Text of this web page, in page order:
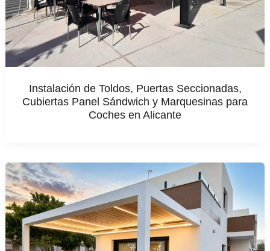
Instalación de Toldos, Puertas Seccionadas,
Cubiertas Panel Sándwich y Marquesinas para
Coches en Alicante